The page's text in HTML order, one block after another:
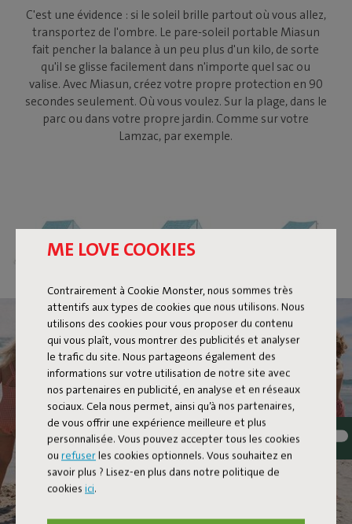
ME LOVE COOKIES
Contrairement à Cookie Monster, nous sommes très
attentifs aux types de cookies que nous utilisons. Nous
utilisons des cookies pour vous proposer du contenu
qui vous plaît, vous montrer des publicités et analyser
le trafic du site. Nous partageons également des
informations sur votre utilisation de notre site avec
nos partenaires en publicité, en analyse et en réseaux
sociaux. Cela nous permet, ainsi qu’à nos partenaires,
de vous offrir une expérience meilleure et plus
personnalisée. Vous pouvez accepter tous les cookies
ou refuserles cookies optionnels. Vous souhaitez en
savoir plus ? Lisez-en plus dans notre politique de
cookies ici.
C'est une évidence : si le soleil brille partout où vous allez,
transportez de l'ombre. Le pare-soleil portable Miasun
fait pencher la balance à un peu plus d'un kilo, de sorte
qu'il se glisse facilement dans n'importe quel sac ou
valise. Avec Miasun, créez votre propre protection en 90
secondes seulement. Où vous voulez. Sur la plage, dans le
parc ou dans votre propre jardin. Comme sur votre
Lamzac, par exemple.